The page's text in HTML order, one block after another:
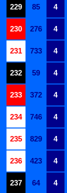
229
85 4
230
276 4
231
733 4
232
59 4
233
372 4
234
746 4
235
829 4
236
423 4
237
64 4